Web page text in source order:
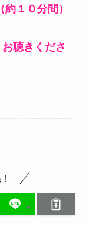
１０分間）
聴きくださ